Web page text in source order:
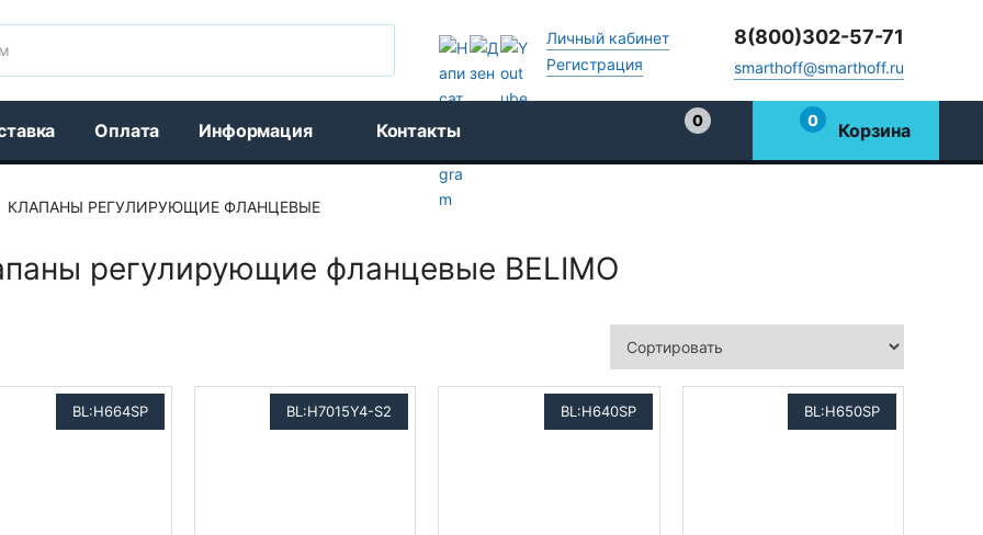
Личный кабинет
Регистрация
8(800)302-57-71
smarthoff@smarthoff.ru
Оплата Информация Контакты
0
0 Корзина
КЛАПАНЫ РЕГУЛИРУЮЩИЕ ФЛАНЦЕВЫЕ
регулирующие фланцевые BELIMO
BL:H664SP BL:H7015Y4-S2 BL:H640SP BL:H650SP